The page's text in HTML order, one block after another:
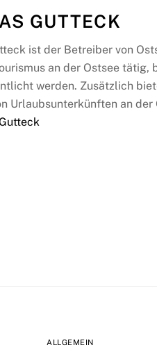
GUTTECK
ist der Betreiber von
an der Ostsee
werden. Zusätzlich
Urlaubsunterkünften an der
ALLGEMEIN